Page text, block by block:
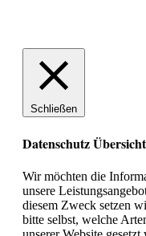
Schließen
Datenschutz Übersicht
Wir möchten die
unsere
diesem Zweck setzen
bitte selbst, welche